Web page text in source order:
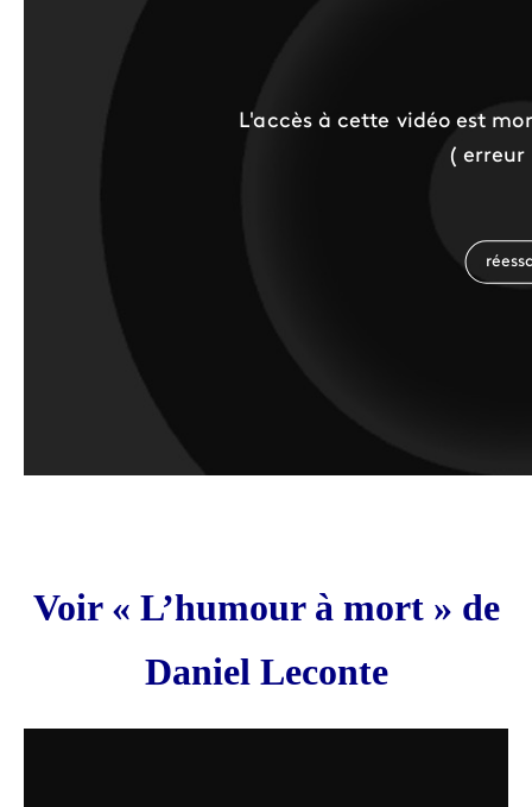
Voir « L’humour à mort » de
Daniel Leconte